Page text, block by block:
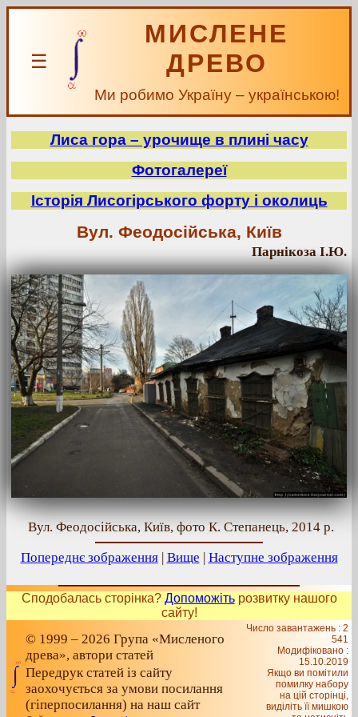
☰
МИСЛЕНЕ
ДРЕВО
Ми робимо Україну – українською!
Лиса гора – урочище в плині часу
Фотогалереї
Історія Лисогірського форту і околиць
Вул. Феодосійська, Київ
Парнікоза І.Ю.
Вул. Феодосійська, Київ, фото К. Степанець, 2014 р.
Попереднє зображення| Вище | Наступне зображення
Сподобалась сторінка? Допоможітьрозвитку нашого
сайту!
© 1999 – 2026 Група «Мисленого
древа», автори статей
Передрук статей із сайту
заохочується за умови посилання
(гіперпосилання) на наш сайт
Число завантажень : 2
541
Модифіковано :
15.10.2019
Якщо ви помітили
помилку набору
на цiй сторiнцi,
видiлiть її мишкою